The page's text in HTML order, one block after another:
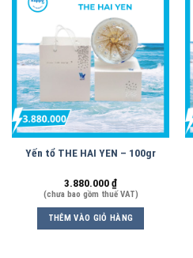
Yến tổ THE HAI YEN – 100gr
3.880.000₫
(chưa bao gồm thuế VAT)
THÊM VÀO GIỎ HÀNG